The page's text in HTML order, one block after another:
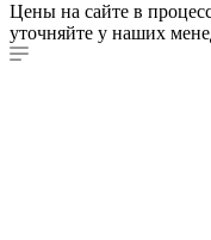
Цены на сайте в
уточняйте у наших